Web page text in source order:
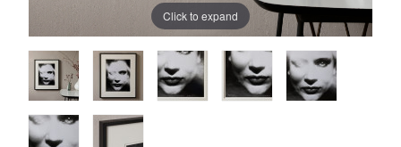
Click to expand